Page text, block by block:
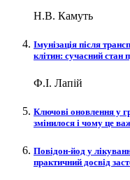
Н.В. Камуть
Імунізація після
клітин: сучасний стан
Ф.І. Лапій
Ключові оновлення у
змінилося і чому це
Повідон-йод у
практичний досвід